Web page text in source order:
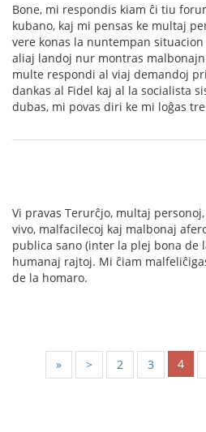
Bone, mi respondis kiam ĉi tiu
kubano, kaj mi pensas ke multaj
vere konas la nuntempan
aliaj landoj nur montras
multe respondi al viaj demandoj
dankas al Fidel kaj al la socialista
dubas, mi povas diri ke mi loĝas
Vi pravas Terurĉjo, multaj
vivo, malfacilecoj kaj malbonaj
publica sano (inter la plej bona de
humanaj rajtoj. Mi ĉiam
de la homaro.
« < 2 3 4